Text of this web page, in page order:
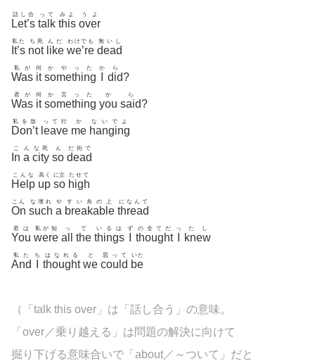
Let’s
話し合
talk
って
this
みよ
over
うよ
It’s
私た
not
ち死
like
んだ
we’re
わけでも
dead
無いし
Was
私が
it
何
something
かやった か
did
ら
?
Was
君が
it
何
something
か言った
you
か
said
ら
?
Don’t
私を放
leave
って行
me
か
hanging
ないでよ
In
こ
a
ん
city
な死
so
ん
dead
だ街で
Help
こんな
up
高く
so
に立
high
たせて
On
こん
such
な壊れ
a
や
breakable
すい糸の上
thread
になんて
You
君は
were
私が知
all
っ
the
て
things
いるは ず
thought
の全てだ っ
knew
たし
And
私た ち
thought
はなれる
we
と
could
思って
be
いた
（「talk this over」は「話し合う」の意味。
「over／乗り越える」は問題の解決に向けて
掘り下げる意味合いで「about／～ついて」だと